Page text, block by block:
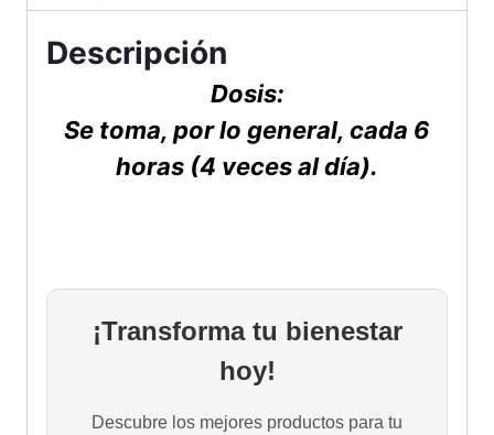
Descripción
Dosis:
Se toma, por lo general, cada 6
horas (4 veces al día).
¡Transforma tu bienestar
hoy!
Descubre los mejores productos para tu